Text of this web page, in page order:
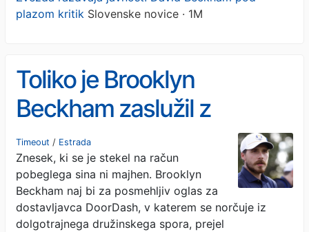
plazom kritik Slovenske novice · 1M
Toliko je Brooklyn
Beckham zaslužil z
oglasom, ki je njegovi
družini strl srce
Timeout / Estrada
Znesek, ki se je stekel na račun
pobeglega sina ni majhen. Brooklyn
Beckham naj bi za posmehljiv oglas za
dostavljavca DoorDash, v katerem se norčuje iz
dolgotrajnega družinskega spora, prejel